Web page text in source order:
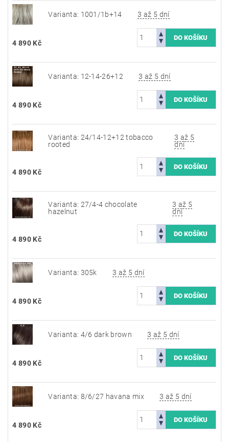
Varianta: 1001/1b+14 3 až 5 dní
4 890 Kč
Varianta: 12-14-26+12 3 až 5 dní
4 890 Kč
Varianta: 24/14-12+12 tobacco
rooted
3 až 5
dní
4 890 Kč
Varianta: 27/4-4 chocolate
hazelnut
3 až 5
dní
4 890 Kč
Varianta: 305k 3 až 5 dní
4 890 Kč
Varianta: 4/6 dark brown 3 až 5 dní
4 890 Kč
Varianta: 8/6/27 havana mix 3 až 5 dní
4 890 Kč